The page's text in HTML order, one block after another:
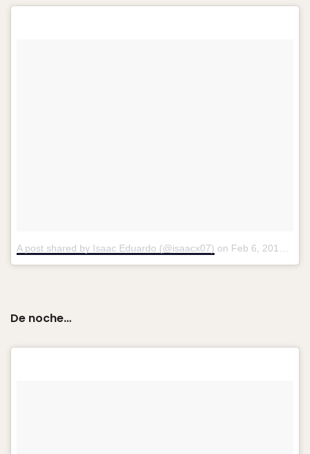
A post shared by Isaac Eduardo (@isaacx07) on Feb 6, 2018 at 8:04am PST
De noche…